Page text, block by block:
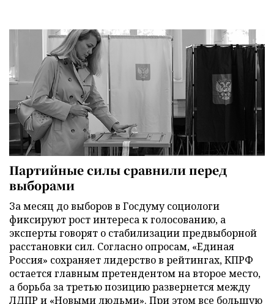
Партийные силы сравнили перед
выборами
За месяц до выборов в Госдуму социологи
фиксируют рост интереса к голосованию, а
эксперты говорят о стабилизации предвыборной
расстановки сил. Согласно опросам, «Единая
Россия» сохраняет лидерство в рейтингах, КПРФ
остается главным претендентом на второе место,
а борьба за третью позицию развернется между
ЛДПР и «Новыми людьми». При этом все большую